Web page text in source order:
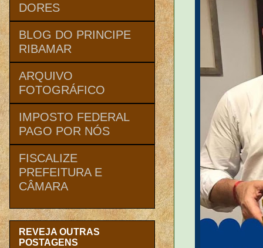
DORES
BLOG DO PRINCIPE
RIBAMAR
ARQUIVO
FOTOGRÁFICO
IMPOSTO FEDERAL
PAGO POR NÓS
FISCALIZE
PREFEITURA E
CÂMARA
REVEJA OUTRAS
POSTAGENS